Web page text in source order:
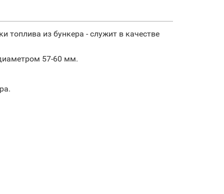
топлива из бункера - служит в качестве
57-60 мм.